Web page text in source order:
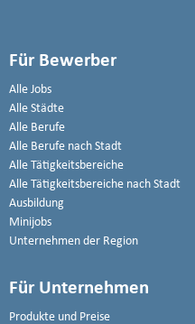
Für Bewerber
Alle Jobs
Alle Städte
Alle Berufe
Alle Berufe nach Stadt
Alle Tätigkeitsbereiche
Alle Tätigkeitsbereiche nach Stadt
Ausbildung
Minijobs
Unternehmen der Region
Für Unternehmen
Produkte und Preise